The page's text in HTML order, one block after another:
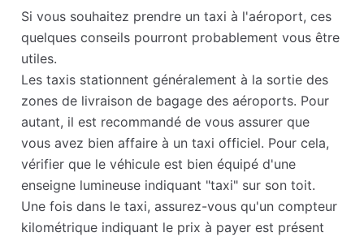
Si vous souhaitez prendre un taxi à l'aéroport, ces
quelques conseils pourront probablement vous être
utiles.
Les taxis stationnent généralement à la sortie des
zones de livraison de bagage des aéroports. Pour
autant, il est recommandé de vous assurer que
vous avez bien affaire à un taxi officiel. Pour cela,
vérifier que le véhicule est bien équipé d'une
enseigne lumineuse indiquant "taxi" sur son toit.
Une fois dans le taxi, assurez-vous qu'un compteur
kilométrique indiquant le prix à payer est présent